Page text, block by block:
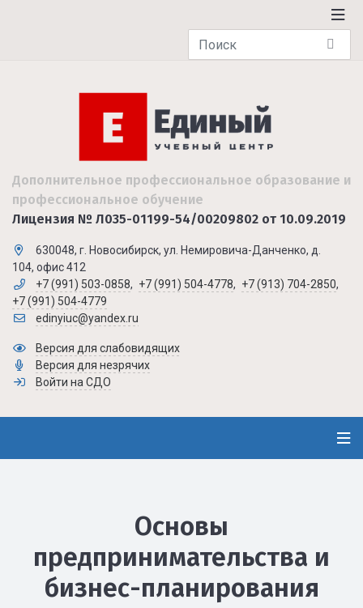
Дополнительное профессиональное образование и
профессиональное обучение
Лицензия № Л035-01199-54/00209802 от 10.09.2019
630048, г. Новосибирск, ул. Немировича-Данченко, д.
104, офис 412
+7 (991) 503-0858, +7 (991) 504-4778, +7 (913) 704-2850,
+7 (991) 504-4779
edinyiuc@yandex.ru
Версия для слабовидящих
Версия для незрячих
Войти на СДО
Основы
предпринимательства и
бизнес-планирования